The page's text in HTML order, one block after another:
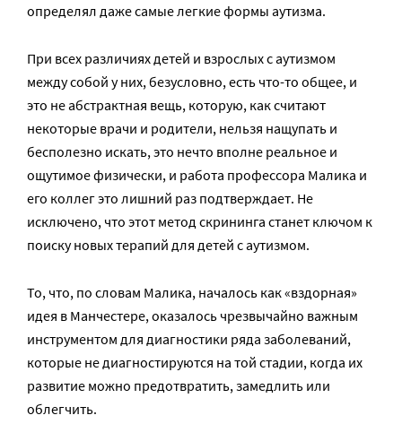
определял даже самые легкие формы аутизма.
При всех различиях детей и взрослых с аутизмом
между собой у них, безусловно, есть что-то общее, и
это не абстрактная вещь, которую, как считают
некоторые врачи и родители, нельзя нащупать и
бесполезно искать, это нечто вполне реальное и
ощутимое физически, и работа профессора Малика и
его коллег это лишний раз подтверждает. Не
исключено, что этот метод скрининга станет ключом к
поиску новых терапий для детей с аутизмом.
То, что, по словам Малика, началось как «вздорная»
идея в Манчестере, оказалось чрезвычайно важным
инструментом для диагностики ряда заболеваний,
которые не диагностируются на той стадии, когда их
развитие можно предотвратить, замедлить или
облегчить.